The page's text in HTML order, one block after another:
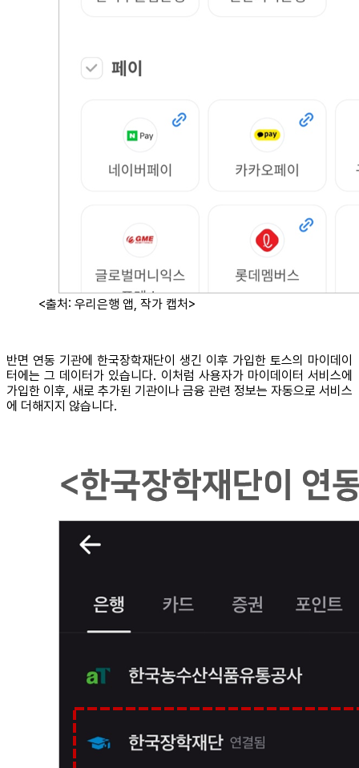
<출처: 우리은행 앱, 작가 캡처>
반면 연동 기관에 한국장학재단이 생긴 이후 가입한 토스의 마이데이
터에는 그 데이터가 있습니다. 이처럼 사용자가 마이데이터 서비스에
가입한 이후, 새로 추가된 기관이나 금융 관련 정보는 자동으로 서비스
에 더해지지 않습니다.